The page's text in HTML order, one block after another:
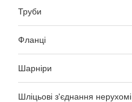
Труби
Фланці
Шарніри
Шліцьові з'єднання нерухомі